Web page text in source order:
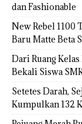
dan Fashionable
New Rebel 1100
Baru Matte Beta
Dari Ruang
Bekali Siswa
Setetes Darah,
Kumpulkan 132